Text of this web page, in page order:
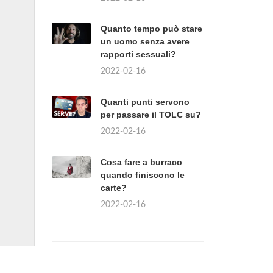
Quanto tempo può stare
un uomo senza avere
rapporti sessuali?
2022-02-16
Quanti punti servono
per passare il TOLC su?
2022-02-16
Cosa fare a burraco
quando finiscono le
carte?
2022-02-16